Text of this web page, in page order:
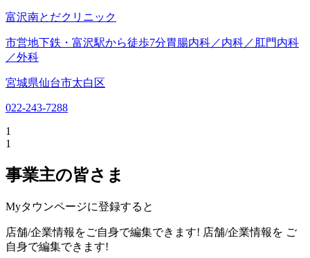
富沢南とだクリニック
市営地下鉄・富沢駅から徒歩7分胃腸内科／内科／肛門内科
／外科
宮城県仙台市太白区
022-243-7288
1
1
事業主の皆さま
Myタウンページに登録すると
店舗/企業情報をご自身で編集できます! 店舗/企業情報を ご
自身で編集できます!